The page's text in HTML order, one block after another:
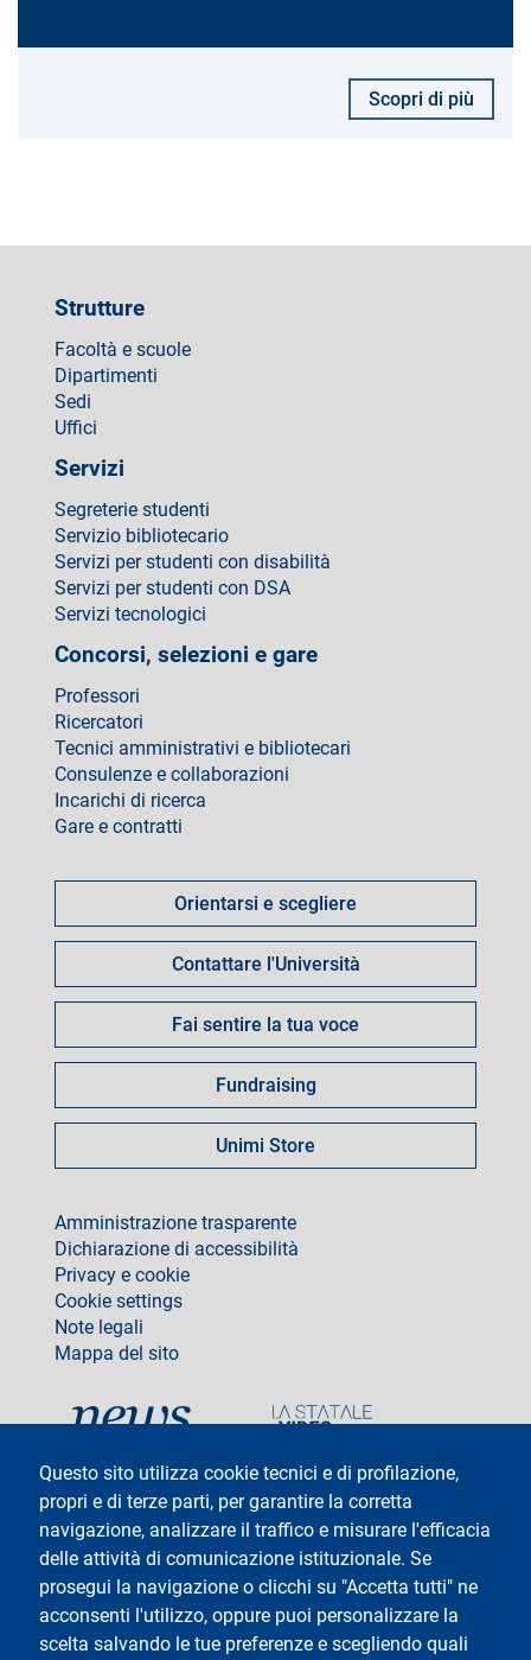
Scopri di più
Questo sito utilizza cookie tecnici e di profilazione,
propri e di terze parti, per garantire la corretta
navigazione, analizzare il traffico e misurare l'efficacia
delle attività di comunicazione istituzionale. Se
prosegui la navigazione o clicchi su "Accetta tutti" ne
acconsenti l'utilizzo, oppure puoi personalizzare la
scelta salvando le tue preferenze e scegliendo quali
Strutture
Facoltà e scuole
Dipartimenti
Sedi
Uffici
Servizi
Segreterie studenti
Servizio bibliotecario
Servizi per studenti con disabilità
Servizi per studenti con DSA
Servizi tecnologici
Concorsi, selezioni e gare
Professori
Ricercatori
Tecnici amministrativi e bibliotecari
Consulenze e collaborazioni
Incarichi di ricerca
Gare e contratti
fare
Orientarsi e scegliere
Contattare l'Università
Fai sentire la tua voce
Fundraising
Unimi Store
footer
Amministrazione trasparente
Dichiarazione di accessibilità
Privacy e cookie
Cookie settings
Note legali
Mappa del sito
Testo
Università degli Studi di Milano
Via Festa del Perdono 7 - 20122 Milano
Tel: +39 02 5032 5032
InformaStudenti
Posta Elettronica Certificata
C.F. 80012650158 - P.I. 03064870151
social